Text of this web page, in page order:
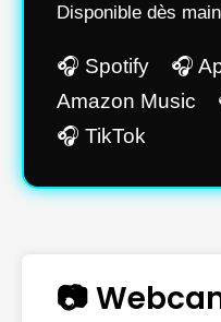
Disponible dès
🎧 Spotify 🎧
Amazon Music
🎧 TikTok
📷